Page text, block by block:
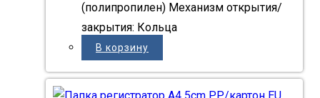
(полипропилен) Механизм открытия/
закрытия: Кольца
В корзину